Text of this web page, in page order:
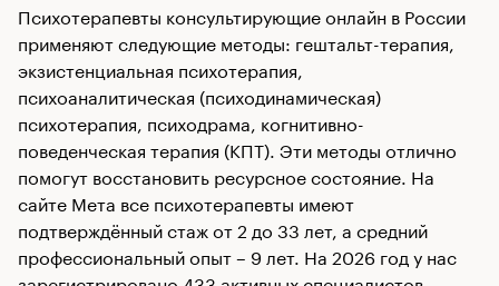
Психотерапевты консультирующие онлайн в России
применяют следующие методы: гештальт-терапия,
экзистенциальная психотерапия,
психоаналитическая (психодинамическая)
психотерапия, психодрама, когнитивно-
поведенческая терапия (КПТ). Эти методы отлично
помогут восстановить ресурсное состояние. На
сайте Мета все психотерапевты имеют
подтверждённый стаж от 2 до 33 лет, а средний
профессиональный опыт – 9 лет. На 2026 год у нас